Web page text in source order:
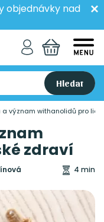
objednávky nad
Hledat
význam withanolidů pro
zdraví
4 min